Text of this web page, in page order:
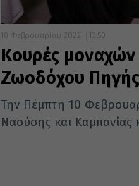
10 Φεβρουαρίου 2022 13:50
Κουρές μοναχών
Ζωοδόχου
Την Πέμπτη 10
Ναούσης και Καμπανίας